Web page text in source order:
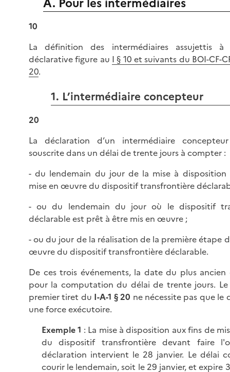
10
La définition des intermédiaires assujettis à
déclarative figure au I § 10 et suivants du BOI-CF-
20.
1. L’intermédiaire concepteur
20
La déclaration d’un intermédiaire
souscrite dans un délai de trente jours à compter :
- du lendemain du jour de la mise à disposition
mise en œuvre du dispositif transfrontière
- ou du lendemain du jour où le dispositif
déclarable est prêt à être mis en œuvre ;
- ou du jour de la réalisation de la première étape
œuvre du dispositif transfrontière déclarable.
De ces trois événements, la date du plus ancien
pour la computation du délai de trente jours. Le
premier tiret du I-A-1 § 20 ne nécessite pas que le
une force exécutoire.
Exemple 1 : La mise à disposition aux fins de
du dispositif transfrontière devant faire
déclaration intervient le 28 janvier. Le délai
courir le lendemain, soit le 29 janvier, et expire